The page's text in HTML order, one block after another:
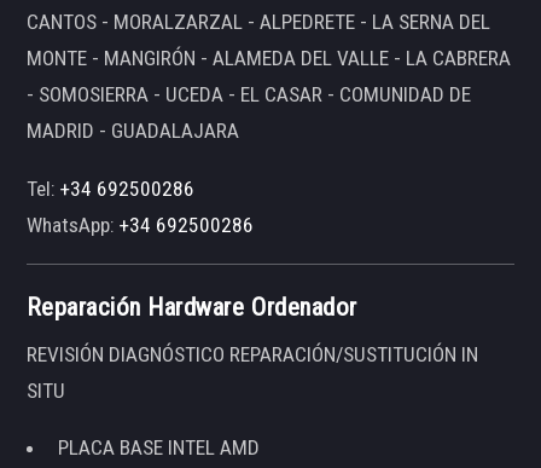
CANTOS - MORALZARZAL - ALPEDRETE - LA SERNA DEL
MONTE - MANGIRÓN - ALAMEDA DEL VALLE - LA CABRERA
- SOMOSIERRA - UCEDA - EL CASAR - COMUNIDAD DE
MADRID - GUADALAJARA
Tel:+34 692500286
WhatsApp:+34 692500286
Reparación Hardware Ordenador
REVISIÓN DIAGNÓSTICO REPARACIÓN/SUSTITUCIÓN IN
SITU
PLACA BASE INTEL AMD